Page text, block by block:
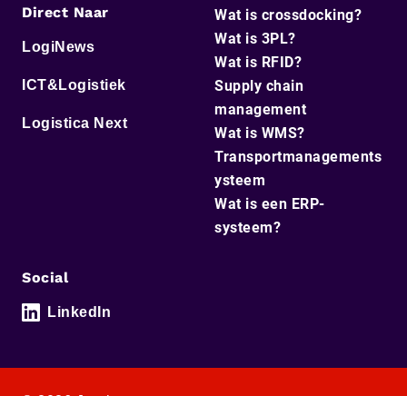
Direct Naar
LogiNews
ICT&Logistiek
Logistica Next
Wat is crossdocking?
Wat is 3PL?
Wat is RFID?
Supply chain
management
Wat is WMS?
Transportmanagements
ysteem
Wat is een ERP-
systeem?
Social
LinkedIn